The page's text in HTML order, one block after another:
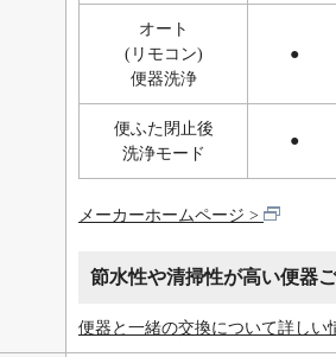
オート
(リモコン)
便器洗浄
●
便ふた閉止後
洗浄モード
●
メーカーホームページ
節水性や清掃性が高い便器
便器と一緒の交換について詳しい